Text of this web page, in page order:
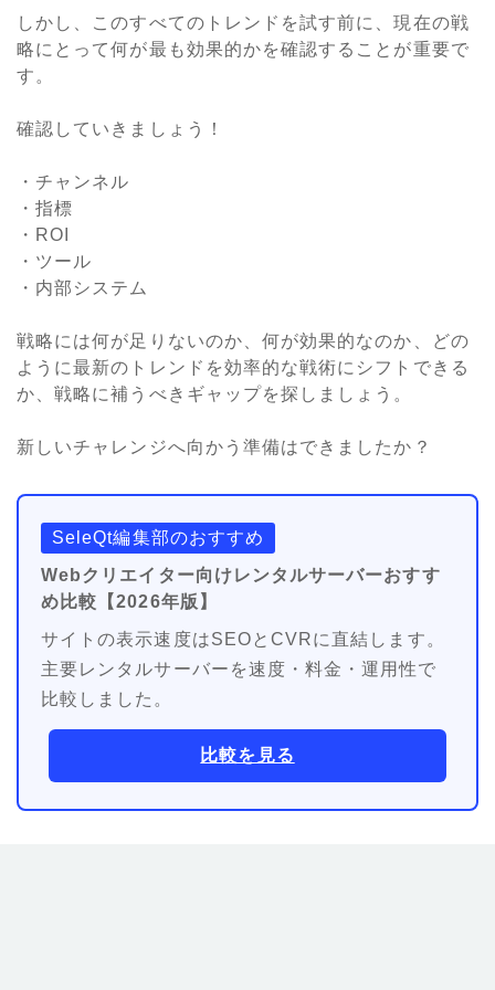
しかし、このすべてのトレンドを試す前に、現在の戦
略にとって何が最も効果的かを確認することが重要で
す。
確認していきましょう！
・チャンネル
・指標
・ROI
・ツール
・内部システム
戦略には何が足りないのか、何が効果的なのか、どの
ように最新のトレンドを効率的な戦術にシフトできる
か、戦略に補うべきギャップを探しましょう。
新しいチャレンジへ向かう準備はできましたか？
SeleQt編集部のおすすめ
Webクリエイター向けレンタルサーバーおすす
め比較【2026年版】
サイトの表示速度はSEOとCVRに直結します。
主要レンタルサーバーを速度・料金・運用性で
比較しました。
比較を見る